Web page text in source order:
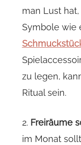
man Lust
Symbole wie
zu legen,
Ritual sein.
2. Freiräume
im Monat